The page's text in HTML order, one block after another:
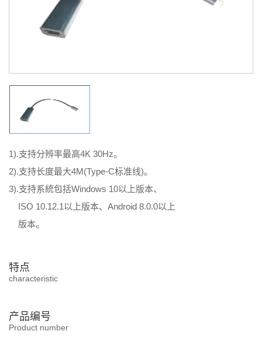
1).支持分辨率最高4K 30Hz。
2).支持长度最大4M(Type-C标准线)。
3).支持系統包括Windows 10以上版本、
ISO 10.12.1以上版本、Android 8.0.0以上
版本。
特点
characteristic
产品编号
Product number